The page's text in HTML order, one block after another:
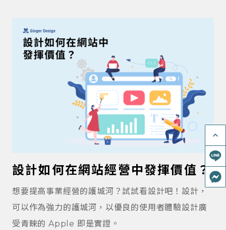
效果～ 【一頁式】：優點是成本低快速，但需要搭配
廣告才能做完整測試，也有客戶會先做一頁式先經
營，先確定能轉單，後續再慢慢加上去。 【形象官
網】： 大多落在 5 ~ 6 頁，有些會搭配簡易後台，能
展現完整的產品和品牌故事。因為不具備招攬流量能
力，也是需要搭配廣告。 【 內容知識型官網 】：具
有 blog 系統，認真寫的話，可能會來到 200 –
1000 頁，但頁數不是重點。這類網站具有吸引流量能
合需要高度信任的產品和服務。 【 複合型官網 】：
會依據需求，搭配不同模組，可能是形象官網搭配電
商，或是內容官網搭配會員。管理員需要打理不同後
台，玩法相當多元。 不論那種網站，都有機會轉單，
設計如何在網站經營中發揮價值？
想要提高事業經營的護城河？試試看設計吧！設計，
可以作為強力的護城河，以優良的使用者體驗設計廣
受青睞的 Apple 即是實證。
keyboard_arrow_up